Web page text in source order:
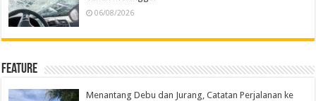
06/08/2026
Feature
Menantang Debu dan Jurang, Catatan Perjalanan ke